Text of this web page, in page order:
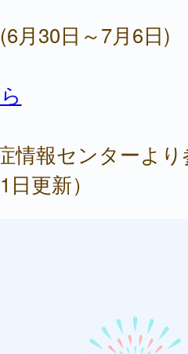
月30日～7月6日)
情報センターよ
日更新）